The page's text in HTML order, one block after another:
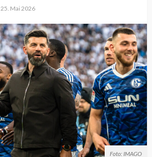
25. Mai 2026
Foto: IMAGO